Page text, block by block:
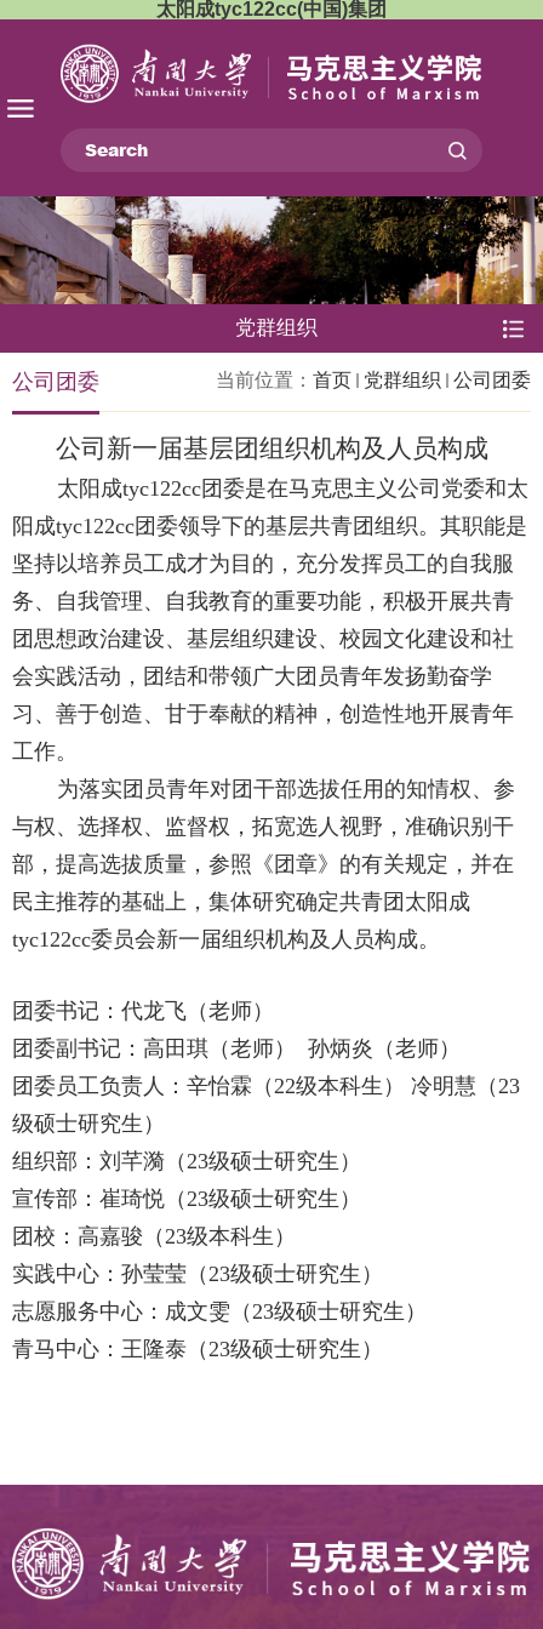
太阳成tyc122cc(中国)集团
党群组织
当前位置： 首页 党群组织 公司团委
公司团委
公司新一届基层团组织机构及人员构成
太阳成tyc122cc团委是在马克思主义公司党委和太
阳成tyc122cc团委领导下的基层共青团组织。其职能是
坚持以培养员工成才为目的，充分发挥员工的自我服
务、自我管理、自我教育的重要功能，积极开展共青
团思想政治建设、基层组织建设、校园文化建设和社
会实践活动，团结和带领广大团员青年发扬勤奋学
习、善于创造、甘于奉献的精神，创造性地开展青年
工作。
为落实团员青年对团干部选拔任用的知情权、参
与权、选择权、监督权，拓宽选人视野，准确识别干
部，提高选拔质量，参照《团章》的有关规定，并在
民主推荐的基础上，集体研究确定共青团太阳成
tyc122cc委员会新一届组织机构及人员构成。
团委书记：代龙飞（老师）
团委副书记：高田琪（老师） 孙炳炎（老师）
团委员工负责人：辛怡霖（22级本科生） 冷明慧（23
级硕士研究生）
组织部：刘芊漪（23级硕士研究生）
宣传部：崔琦悦（23级硕士研究生）
团校：高嘉骏（23级本科生）
实践中心：孙莹莹（23级硕士研究生）
志愿服务中心：成文雯（23级硕士研究生）
青马中心：王隆泰（23级硕士研究生）